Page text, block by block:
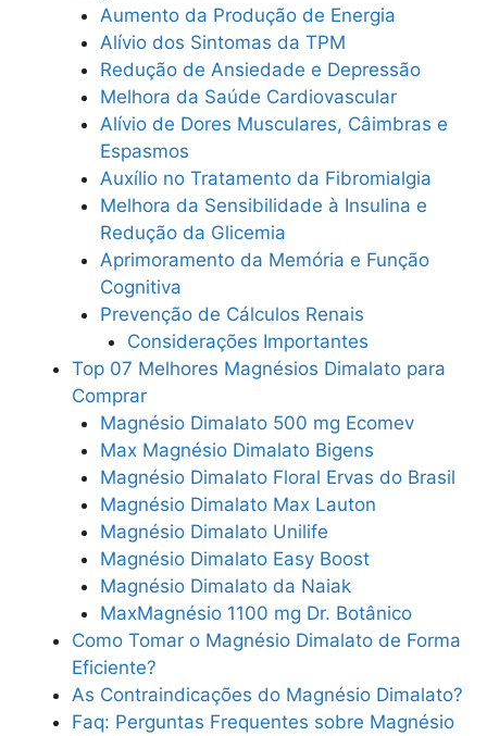
Aumento da Produção de Energia
Alívio dos Sintomas da TPM
Redução de Ansiedade e Depressão
Melhora da Saúde Cardiovascular
Alívio de Dores Musculares, Câimbras e
Espasmos
Auxílio no Tratamento da Fibromialgia
Melhora da Sensibilidade à Insulina e
Redução da Glicemia
Aprimoramento da Memória e Função
Cognitiva
Prevenção de Cálculos Renais
Considerações Importantes
Top 07 Melhores Magnésios Dimalato para
Comprar
Magnésio Dimalato 500 mg Ecomev
Max Magnésio Dimalato Bigens
Magnésio Dimalato Floral Ervas do Brasil
Magnésio Dimalato Max Lauton
Magnésio Dimalato Unilife
Magnésio Dimalato Easy Boost
Magnésio Dimalato da Naiak
MaxMagnésio 1100 mg Dr. Botânico
Como Tomar o Magnésio Dimalato de Forma
Eficiente?
As Contraindicações do Magnésio Dimalato?
Faq: Perguntas Frequentes sobre Magnésio